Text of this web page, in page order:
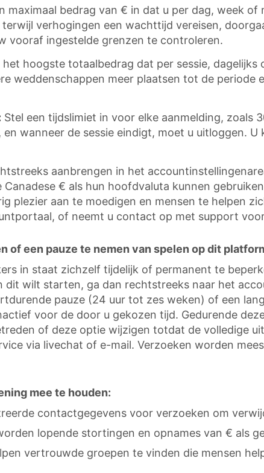
maximaal bedrag van € in dat u per dag, week
verhogingen een wachttijd vereisen,
vooraf ingestelde grenzen te controleren.
het hoogste totaalbedrag dat per sessie,
weddenschappen meer plaatsen tot de
Stel een tijdslimiet in voor elke aanmelding, zoals
wanneer de sessie eindigt, moet u uitloggen.
aanbrengen in het
€ als hun hoofdvaluta kunnen
plezier aan te moedigen en mensen te helpen
of neemt u contact op met support
of een pauze te nemen van spelen op dit
in staat zichzelf tijdelijk of permanent te
dit wilt starten, ga dan rechtstreeks naar het
pauze (24 uur tot zes weken) of een
voor de door u gekozen tijd. Gedurende
of deze optie wijzigen totdat de volledige
via livechat of e-mail. Verzoeken worden
mee te houden:
contactgegevens voor verzoeken om
lopende stortingen en opnames van € als
vertrouwde groepen te vinden die mensen